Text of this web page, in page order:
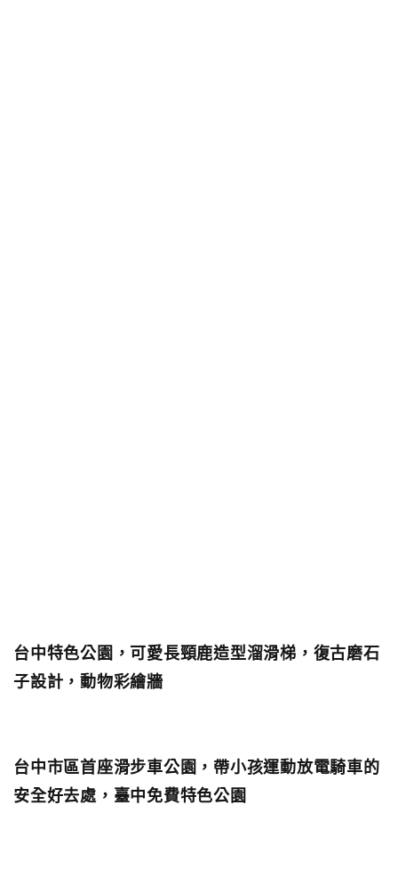
台中特色公園，可愛長頸鹿造型溜滑梯，復古磨石
子設計，動物彩繪牆
台中市區首座滑步車公園，帶小孩運動放電騎車的
安全好去處，臺中免費特色公園